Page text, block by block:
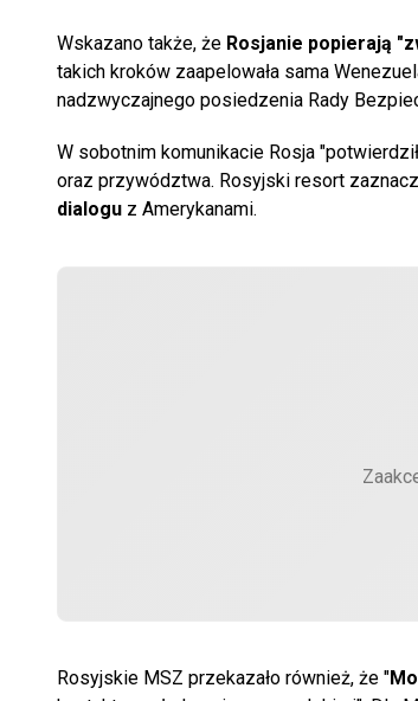
Wskazano także, że Rosjanie popierają
takich kroków zaapelowała sama
nadzwyczajnego posiedzenia Rady
W sobotnim komunikacie Rosja
oraz przywództwa. Rosyjski resort
dialogu z Amerykanami.
Rosyjskie MSZ przekazało również, że "